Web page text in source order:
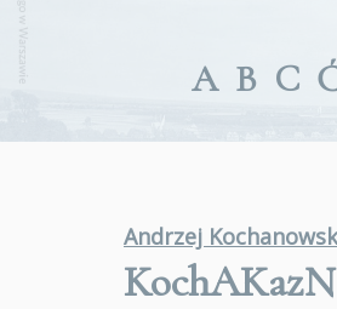
A B C
Andrzej